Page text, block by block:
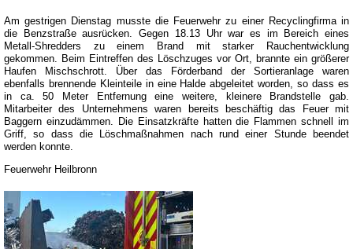
Am gestrigen Dienstag musste die Feuerwehr zu einer Recyclingfirma in
die Benzstraße ausrücken. Gegen 18.13 Uhr war es im Bereich eines
Metall-Shredders zu einem Brand mit starker Rauchentwicklung
gekommen. Beim Eintreffen des Löschzuges vor Ort, brannte ein größerer
Haufen Mischschrott. Über das Förderband der Sortieranlage waren
ebenfalls brennende Kleinteile in eine Halde abgeleitet worden, so dass es
in ca. 50 Meter Entfernung eine weitere, kleinere Brandstelle gab.
Mitarbeiter des Unternehmens waren bereits beschäftig das Feuer mit
Baggern einzudämmen. Die Einsatzkräfte hatten die Flammen schnell im
Griff, so dass die Löschmaßnahmen nach rund einer Stunde beendet
werden konnte.
Feuerwehr Heilbronn